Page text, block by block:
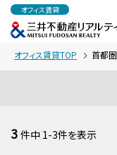
オフィス賃貸
オフィス賃貸TOP 首都
3 件中 1-3件を表示